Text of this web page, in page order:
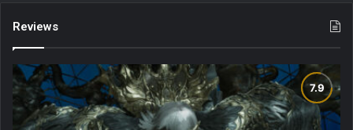
Reviews